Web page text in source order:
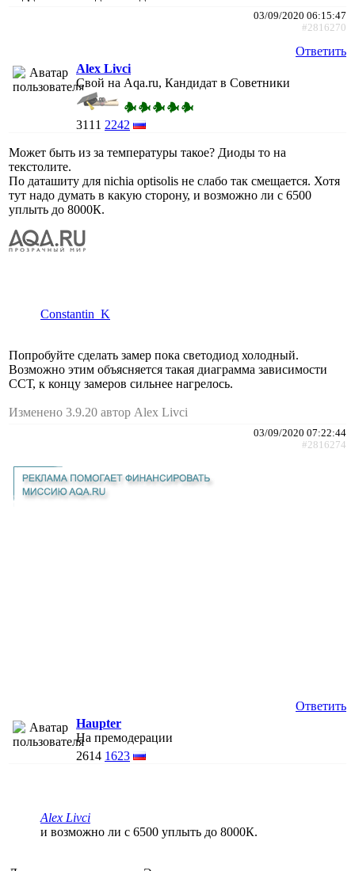
03/09/2020 06:15:47
#2816270
Ответить
Alex Livci
Свой на Aqa.ru, Кандидат в Советники
3111 2242
Может быть из за температуры такое? Диоды то на
текстолите.
По даташиту для nichia optisolis не слабо так смещается. Хотя
тут надо думать в какую сторону, и возможно ли с 6500
уплыть до 8000К.
Constantin_K
Попробуйте сделать замер пока светодиод холодный.
Возможно этим объясняется такая диаграмма зависимости
ССТ, к концу замеров сильнее нагрелось.
Изменено 3.9.20 автор Alex Livci
03/09/2020 07:22:44
#2816274
Ответить
Haupter
На премодерации
2614 1623
Alex Livci
и возможно ли с 6500 уплыть до 8000К.